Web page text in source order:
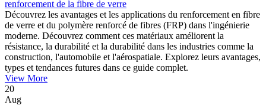
renforcement de la fibre de verre
Découvrez les avantages et les applications du renforcement en fibre
de verre et du polymère renforcé de fibres (FRP) dans l'ingénierie
moderne. Découvrez comment ces matériaux améliorent la
résistance, la durabilité et la durabilité dans les industries comme la
construction, l'automobile et l'aérospatiale. Explorez leurs avantages,
types et tendances futures dans ce guide complet.
View More
20
Aug